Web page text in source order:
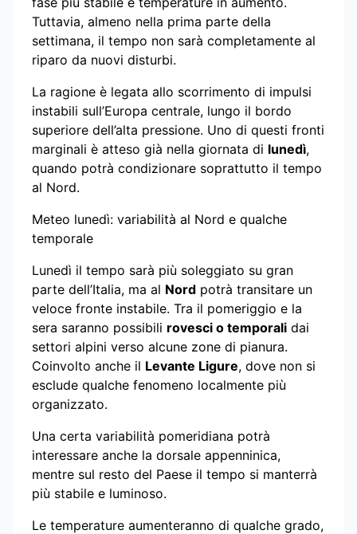
Tuttavia, almeno nella prima parte della
settimana, il tempo non sarà completamente al
riparo da nuovi disturbi.
La ragione è legata allo scorrimento di impulsi
instabili sull’Europa centrale, lungo il bordo
superiore dell’alta pressione. Uno di questi fronti
marginali è atteso già nella giornata di lunedì,
quando potrà condizionare soprattutto il tempo
al Nord.
Meteo lunedì: variabilità al Nord e qualche
temporale
Lunedì il tempo sarà più soleggiato su gran
parte dell’Italia, ma al Nord potrà transitare un
veloce fronte instabile. Tra il pomeriggio e la
sera saranno possibili rovesci o temporali dai
settori alpini verso alcune zone di pianura.
Coinvolto anche il Levante Ligure, dove non si
esclude qualche fenomeno localmente più
organizzato.
Una certa variabilità pomeridiana potrà
interessare anche la dorsale appenninica,
mentre sul resto del Paese il tempo si manterrà
più stabile e luminoso.
Le temperature aumenteranno di qualche grado,